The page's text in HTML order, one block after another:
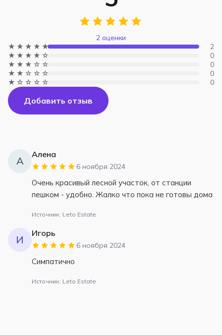
2 оценки
★★★★★
2
★★★★☆
0
★★★☆☆
0
★★☆☆☆
0
★☆☆☆☆
0
Добавить отзыв
А
Алена
6 ноября 2024
Очень красивый лесной участок, от станции
пешком - удобно. Жалко что пока не готовы дома
Источник: Leto Estate
И
Игорь
6 ноября 2024
Симпатично
Источник: Leto Estate